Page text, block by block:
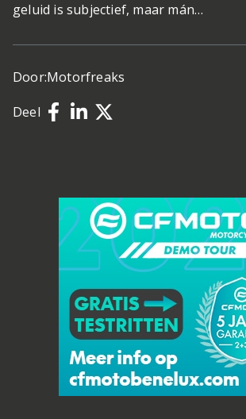
geluid is subjectief, maar mán…
Door:Motorfreaks
Deel